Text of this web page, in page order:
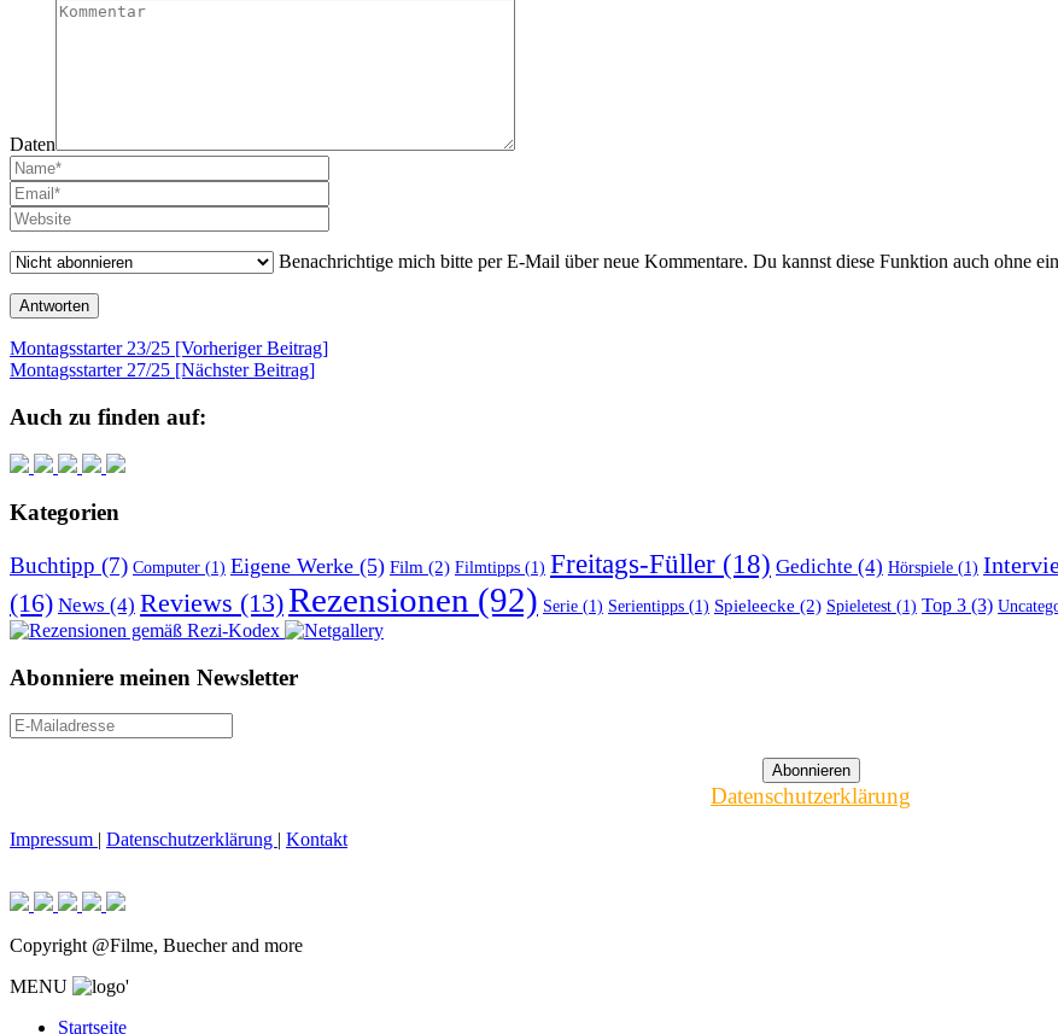
Daten
Benachrichtige mich bitte per E-Mail über neue Kommentare. Du kannst diese Funktion auch ohne
Beitragsnavigation
Montagsstarter 23/25 [Vorheriger Beitrag]
Montagsstarter 27/25 [Nächster Beitrag]
Auch zu finden auf:
Kategorien
Buchtipp (7) Computer (1) Eigene Werke (5) Film (2) Filmtipps (1) Freitags-Füller (18) Gedichte (4) Hörspiele (1)
(16) News (4) Reviews (13)Rezensionen (92) Serie (1) Serientipps (1) Spieleecke (2) Spieletest (1) Top 3 (3)
Abonniere meinen Newsletter
Datenschutzerklärung
Impressum | Datenschutzerklärung | Kontakt
Copyright @Filme, Buecher and more
MENU
'
Startseite